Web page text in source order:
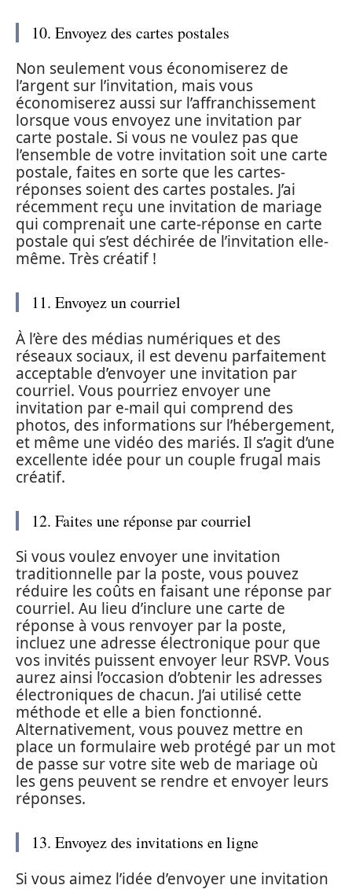
10. Envoyez des cartes postales
Non seulement vous économiserez de
l’argent sur l’invitation, mais vous
économiserez aussi sur l’affranchissement
lorsque vous envoyez une invitation par
carte postale. Si vous ne voulez pas que
l’ensemble de votre invitation soit une carte
postale, faites en sorte que les cartes-
réponses soient des cartes postales. J’ai
récemment reçu une invitation de mariage
qui comprenait une carte-réponse en carte
postale qui s’est déchirée de l’invitation elle-
même. Très créatif !
11. Envoyez un courriel
À l’ère des médias numériques et des
réseaux sociaux, il est devenu parfaitement
acceptable d’envoyer une invitation par
courriel. Vous pourriez envoyer une
invitation par e-mail qui comprend des
photos, des informations sur l’hébergement,
et même une vidéo des mariés. Il s’agit d’une
excellente idée pour un couple frugal mais
créatif.
12. Faites une réponse par courriel
Si vous voulez envoyer une invitation
traditionnelle par la poste, vous pouvez
réduire les coûts en faisant une réponse par
courriel. Au lieu d’inclure une carte de
réponse à vous renvoyer par la poste,
incluez une adresse électronique pour que
vos invités puissent envoyer leur RSVP. Vous
aurez ainsi l’occasion d’obtenir les adresses
électroniques de chacun. J’ai utilisé cette
méthode et elle a bien fonctionné.
Alternativement, vous pouvez mettre en
place un formulaire web protégé par un mot
de passe sur votre site web de mariage où
les gens peuvent se rendre et envoyer leurs
réponses.
13. Envoyez des invitations en ligne
Si vous aimez l’idée d’envoyer une invitation